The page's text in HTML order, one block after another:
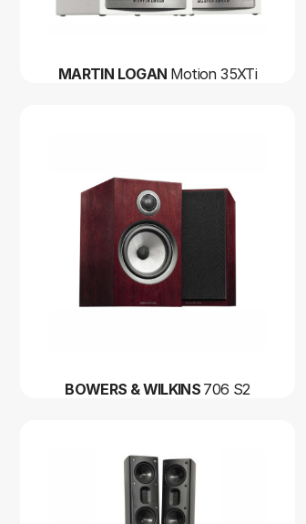
MARTIN LOGAN Motion 35XTi
BOWERS & WILKINS 706 S2